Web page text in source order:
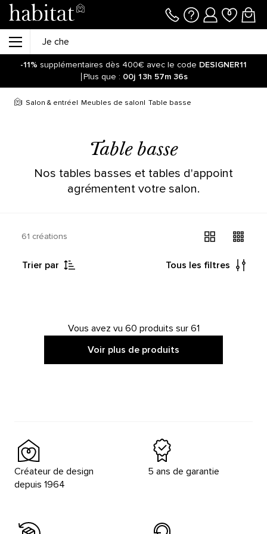
-11% supplémentaires dès 400€ avec le code DESIGNER11
Plus que : 00j 13h 57m 36s
Salon & entrée Meubles de salon Table basse
Table basse
Nos tables basses et tables d'appoint
agrémentent votre salon.
61 créations
Trier par Tous les filtres
Vous avez vu 60 produits sur 61
Voir plus de produits
Créateur de design
depuis 1964
5 ans de garantie